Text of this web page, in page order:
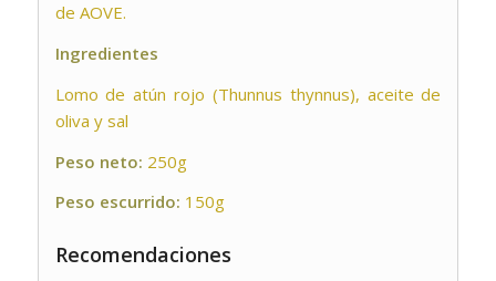
de AOVE.
Ingredientes
Lomo de atún rojo (Thunnus thynnus), aceite de
oliva y sal
Peso neto: 250g
Peso escurrido: 150g
Recomendaciones